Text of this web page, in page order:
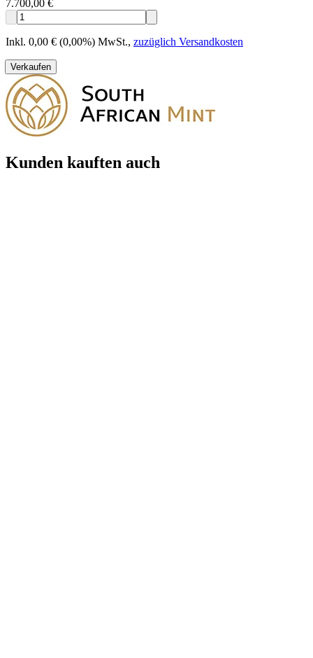
7.700,00 €
Inkl. 0,00 € (0,00%) MwSt., zuzüglich Versandkosten
Verkaufen
Kunden kauften auch